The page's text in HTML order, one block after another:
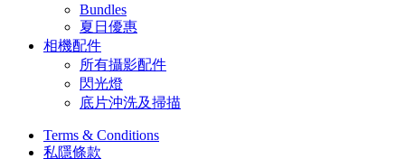
Bundles
夏日優惠
相機配件
所有攝影配件
閃光燈
底片沖洗及掃描
Terms & Conditions
私隱條款